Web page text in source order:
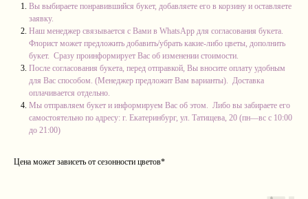
Вы выбираете понравившийся букет, добавляете его в корзину и оставляете
заявку.
Наш менеджер связывается с Вами в WhatsApp для согласования букета.
Флорист может предложить добавить/убрать какие-либо цветы, дополнить
букет. Сразу проинформирует Вас об изменении стоимости.
После согласования букета, перед отправкой, Вы вносите оплату удобным
для Вас способом. (Менеджер предложит Вам варианты). Доставка
оплачивается отдельно.
Мы отправляем букет и информируем Вас об этом. Либо вы забираете его
самостоятельно по адресу: г. Екатеринбург, ул. Татищева, 20 (пн—вс с 10:00
до 21:00)
Цена может зависеть от сезонности цветов*